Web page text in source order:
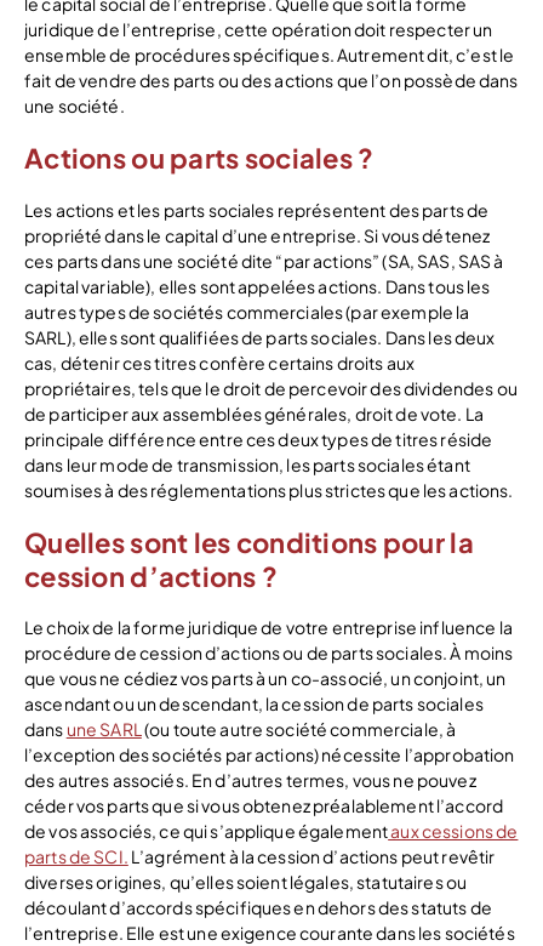
juridique de l’entreprise, cette opération doit respecter un
ensemble de procédures spécifiques. Autrement dit, c’est le
fait de vendre des parts ou des actions que l’on possède dans
une société.
Actions ou parts sociales ?
Les actions et les parts sociales représentent des parts de
propriété dans le capital d’une entreprise. Si vous détenez
ces parts dans une société dite “par actions” (SA, SAS, SAS à
capital variable), elles sont appelées actions. Dans tous les
autres types de sociétés commerciales (par exemple la
SARL), elles sont qualifiées de parts sociales. Dans les deux
cas, détenir ces titres confère certains droits aux
propriétaires, tels que le droit de percevoir des dividendes ou
de participer aux assemblées générales, droit de vote. La
principale différence entre ces deux types de titres réside
dans leur mode de transmission, les parts sociales étant
soumises à des réglementations plus strictes que les actions.
Quelles sont les conditions pour la
cession d’actions ?
Le choix de la forme juridique de votre entreprise influence la
procédure de cession d’actions ou de parts sociales. À moins
que vous ne cédiez vos parts à un co-associé, un conjoint, un
ascendant ou un descendant, la cession de parts sociales
dans une SARL (ou toute autre société commerciale, à
l’exception des sociétés par actions) nécessite l’approbation
des autres associés. En d’autres termes, vous ne pouvez
céder vos parts que si vous obtenez préalablement l’accord
de vos associés, ce qui s’applique égalementaux cessions de
parts de SCI. L’agrément à la cession d’actions peut revêtir
diverses origines, qu’elles soient légales, statutaires ou
découlant d’accords spécifiques en dehors des statuts de
l’entreprise. Elle est une exigence courante dans les sociétés